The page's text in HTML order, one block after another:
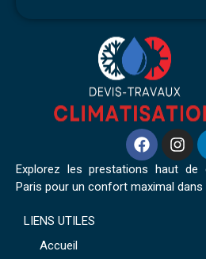
Explorez les prestations haut de
Paris pour un confort maximal
LIENS UTILES
Accueil